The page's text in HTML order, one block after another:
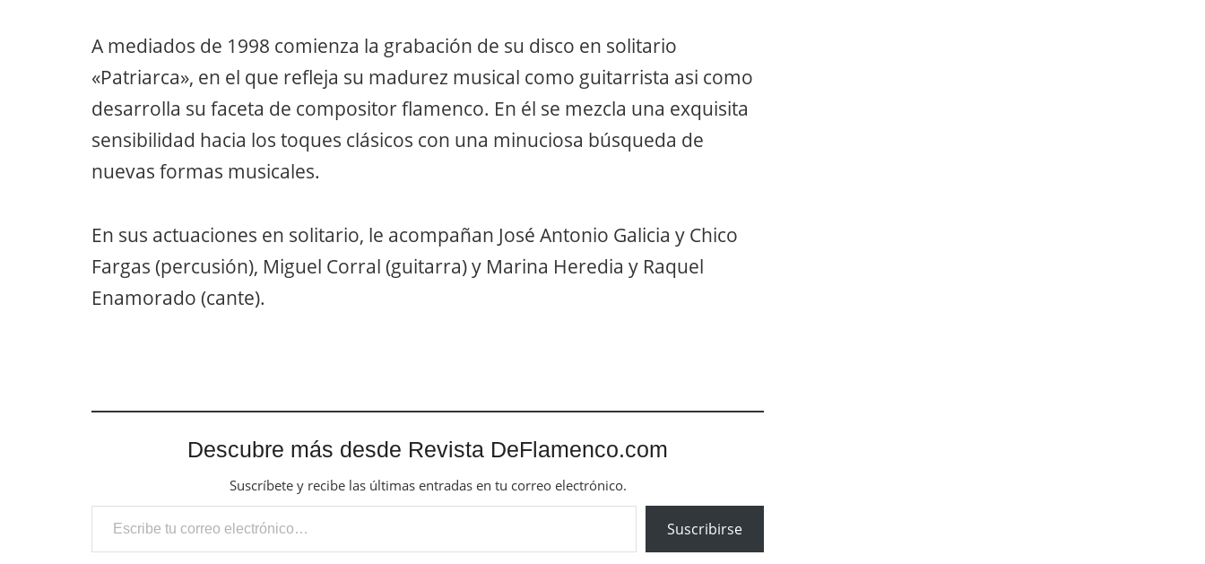
A mediados de 1998 comienza la grabación de su disco en solitario
«Patriarca», en el que refleja su madurez musical como guitarrista asi como
desarrolla su faceta de compositor flamenco. En él se mezcla una exquisita
sensibilidad hacia los toques clásicos con una minuciosa búsqueda de
nuevas formas musicales.
En sus actuaciones en solitario, le acompañan José Antonio Galicia y Chico
Fargas (percusión), Miguel Corral (guitarra) y Marina Heredia y Raquel
Enamorado (cante).
Descubre más desde Revista DeFlamenco.com
Suscríbete y recibe las últimas entradas en tu correo electrónico.
Escribe tu correo electrónico…
Suscribirse